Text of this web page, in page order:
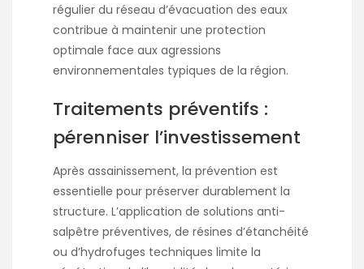
régulier du réseau d’évacuation des eaux
contribue à maintenir une protection
optimale face aux agressions
environnementales typiques de la région.
Traitements préventifs :
pérenniser l’investissement
Après assainissement, la prévention est
essentielle pour préserver durablement la
structure. L’application de solutions anti-
salpêtre préventives, de résines d’étanchéité
ou d’hydrofuges techniques limite la